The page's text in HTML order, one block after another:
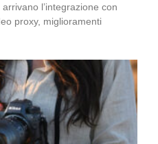
l’integrazione con
proxy, miglioramenti